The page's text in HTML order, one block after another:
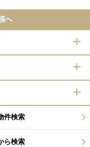
へ
件検索
ら検索